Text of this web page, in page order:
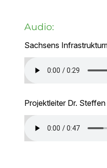
Audio:
Sachsens
Projektleiter Dr.